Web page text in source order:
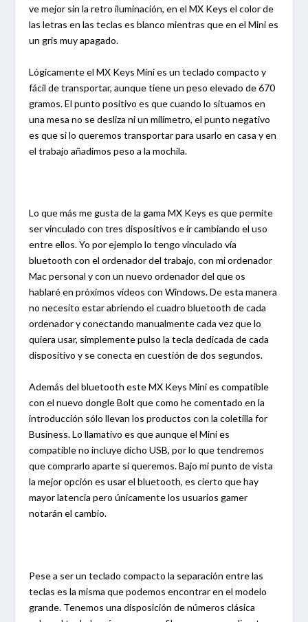
ve mejor sin la retro iluminación, en el MX Keys el color de
las letras en las teclas es blanco mientras que en el Mini es
un gris muy apagado.
Lógicamente el MX Keys Mini es un teclado compacto y
fácil de transportar, aunque tiene un peso elevado de 670
gramos. El punto positivo es que cuando lo situamos en
una mesa no se desliza ni un milímetro, el punto negativo
es que si lo queremos transportar para usarlo en casa y en
el trabajo añadimos peso a la mochila.
Lo que más me gusta de la gama MX Keys es que permite
ser vinculado con tres dispositivos e ir cambiando el uso
entre ellos. Yo por ejemplo lo tengo vinculado vía
bluetooth con el ordenador del trabajo, con mi ordenador
Mac personal y con un nuevo ordenador del que os
hablaré en próximos vídeos con Windows. De esta manera
no necesito estar abriendo el cuadro bluetooth de cada
ordenador y conectando manualmente cada vez que lo
quiera usar, simplemente pulso la tecla dedicada de cada
dispositivo y se conecta en cuestión de dos segundos.
Además del bluetooth este MX Keys Mini es compatible
con el nuevo dongle Bolt que como he comentado en la
introducción sólo llevan los productos con la coletilla for
Business. Lo llamativo es que aunque el Mini es
compatible no incluye dicho USB, por lo que tendremos
que comprarlo aparte si queremos. Bajo mi punto de vista
la mejor opción es usar el bluetooth, es cierto que hay
mayor latencia pero únicamente los usuarios gamer
notarán el cambio.
Pese a ser un teclado compacto la separación entre las
teclas es la misma que podemos encontrar en el modelo
grande. Tenemos una disposición de números clásica